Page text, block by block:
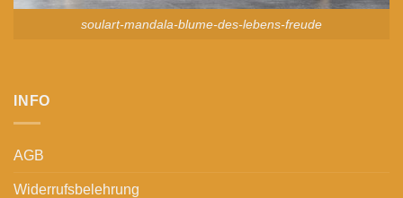
soulart-mandala-blume-des-lebens-freude
INFO
AGB
Widerrufsbelehrung